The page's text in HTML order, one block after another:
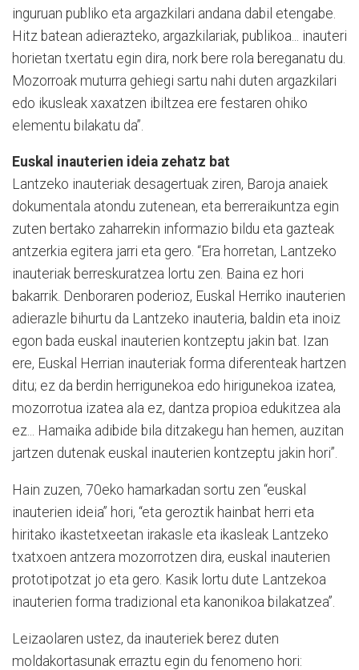
inguruan publiko eta argazkilari andana dabil etengabe.
Hitz batean adierazteko, argazkilariak, publikoa... inauteri
horietan txertatu egin dira, nork bere rola bereganatu du.
Mozorroak muturra gehiegi sartu nahi duten argazkilari
edo ikusleak xaxatzen ibiltzea ere festaren ohiko
elementu bilakatu da”.
Euskal inauterien ideia zehatz bat
Lantzeko inauteriak desagertuak ziren, Baroja anaiek
dokumentala atondu zutenean, eta berreraikuntza egin
zuten bertako zaharrekin informazio bildu eta gazteak
antzerkia egitera jarri eta gero. “Era horretan, Lantzeko
inauteriak berreskuratzea lortu zen. Baina ez hori
bakarrik. Denboraren poderioz, Euskal Herriko inauterien
adierazle bihurtu da Lantzeko inauteria, baldin eta inoiz
egon bada euskal inauterien kontzeptu jakin bat. Izan
ere, Euskal Herrian inauteriak forma diferenteak hartzen
ditu; ez da berdin herrigunekoa edo hirigunekoa izatea,
mozorrotua izatea ala ez, dantza propioa edukitzea ala
ez... Hamaika adibide bila ditzakegu han hemen, auzitan
jartzen dutenak euskal inauterien kontzeptu jakin hori”.
Hain zuzen, 70eko hamarkadan sortu zen “euskal
inauterien ideia” hori, “eta geroztik hainbat herri eta
hiritako ikastetxeetan irakasle eta ikasleak Lantzeko
txatxoen antzera mozorrotzen dira, euskal inauterien
prototipotzat jo eta gero. Kasik lortu dute Lantzekoa
inauterien forma tradizional eta kanonikoa bilakatzea”.
Leizaolaren ustez, da inauteriek berez duten
moldakortasunak erraztu egin du fenomeno hori: